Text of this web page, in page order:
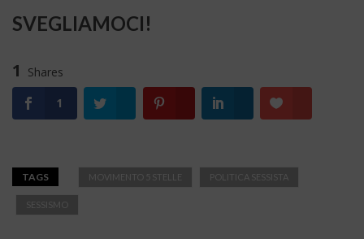
SVEGLIAMOCI!
1
Shares
1
TAGS MOVIMENTO 5 STELLE POLITICA SESSISTA
SESSISMO